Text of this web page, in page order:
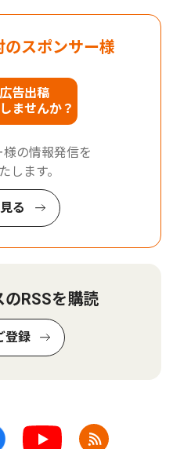
スポンサー様
広告出稿
しませんか？
の情報発信を
します。
る
のRSSを購読
登録